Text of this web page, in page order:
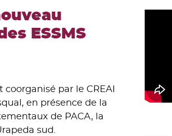
ESSMS
par le CREAI
en présence de la
de PACA, la
sud.